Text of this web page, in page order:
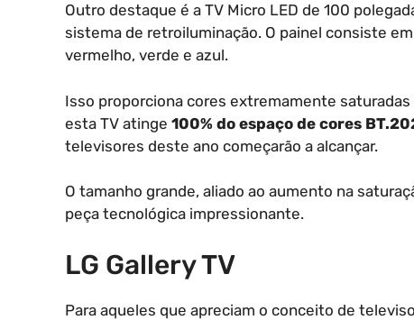
Outro destaque é a TV Micro LED de 100
sistema de retroiluminação. O painel consiste
vermelho, verde e azul.
Isso proporciona cores extremamente
esta TV atinge 100% do espaço de cores
televisores deste ano começarão a alcançar.
O tamanho grande, aliado ao aumento na
peça tecnológica impressionante.
LG Gallery TV
Para aqueles que apreciam o conceito de